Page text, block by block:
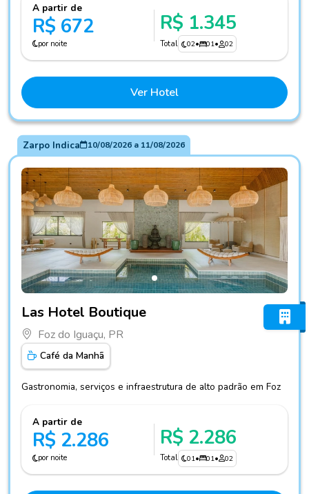
A partir de
R$ 672
por noite
R$ 1.345
Total 02• 01• 02
Ver Hotel
Zarpo Indica 10/08/2026a 11/08/2026
Las Hotel Boutique
Foz do Iguaçu, PR
Café da Manhã
Gastronomia, serviços e infraestrutura de alto padrão em Foz
A partir de
R$ 2.286
por noite
R$ 2.286
Total 01• 01• 02